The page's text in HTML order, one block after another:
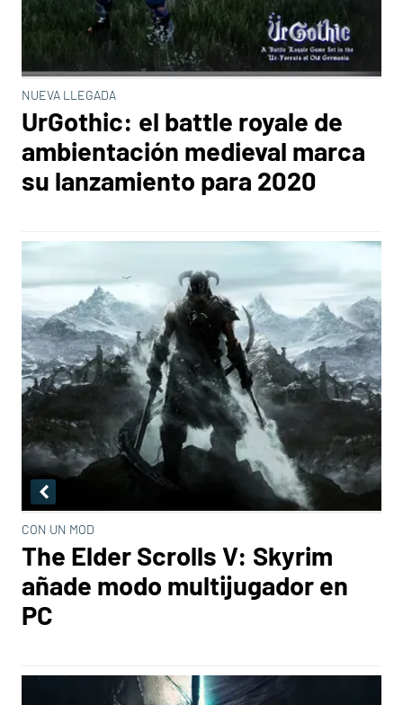
NUEVA LLEGADA
UrGothic: el battle royale de
ambientación medieval marca
su lanzamiento para 2020
CON UN MOD
The Elder Scrolls V: Skyrim
añade modo multijugador en
PC